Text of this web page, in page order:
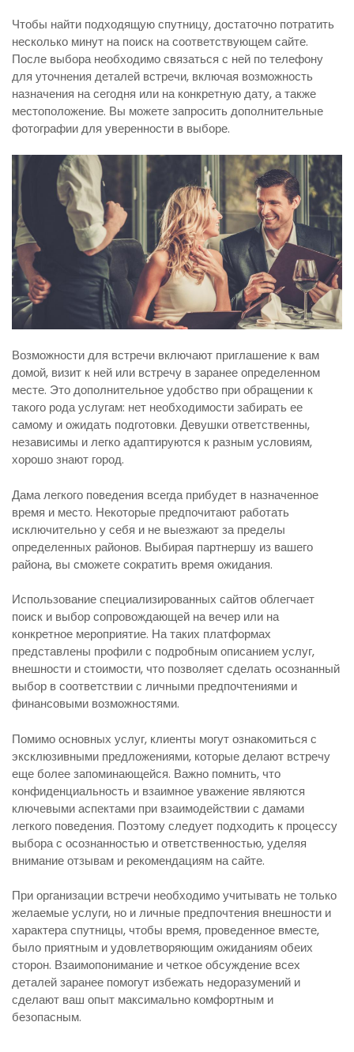
Чтобы найти подходящую спутницу, достаточно потратить
несколько минут на поиск на соответствующем сайте.
После выбора необходимо связаться с ней по телефону
для уточнения деталей встречи, включая возможность
назначения на сегодня или на конкретную дату, а также
местоположение. Вы можете запросить дополнительные
фотографии для уверенности в выборе.
Возможности для встречи включают приглашение к вам
домой, визит к ней или встречу в заранее определенном
месте. Это дополнительное удобство при обращении к
такого рода услугам: нет необходимости забирать ее
самому и ожидать подготовки. Девушки ответственны,
независимы и легко адаптируются к разным условиям,
хорошо знают город.
Дама легкого поведения всегда прибудет в назначенное
время и место. Некоторые предпочитают работать
исключительно у себя и не выезжают за пределы
определенных районов. Выбирая партнершу из вашего
района, вы сможете сократить время ожидания.
Использование специализированных сайтов облегчает
поиск и выбор сопровождающей на вечер или на
конкретное мероприятие. На таких платформах
представлены профили с подробным описанием услуг,
внешности и стоимости, что позволяет сделать осознанный
выбор в соответствии с личными предпочтениями и
финансовыми возможностями.
Помимо основных услуг, клиенты могут ознакомиться с
эксклюзивными предложениями, которые делают встречу
еще более запоминающейся. Важно помнить, что
конфиденциальность и взаимное уважение являются
ключевыми аспектами при взаимодействии с дамами
легкого поведения. Поэтому следует подходить к процессу
выбора с осознанностью и ответственностью, уделяя
внимание отзывам и рекомендациям на сайте.
При организации встречи необходимо учитывать не только
желаемые услуги, но и личные предпочтения внешности и
характера спутницы, чтобы время, проведенное вместе,
было приятным и удовлетворяющим ожиданиям обеих
сторон. Взаимопонимание и четкое обсуждение всех
деталей заранее помогут избежать недоразумений и
сделают ваш опыт максимально комфортным и
безопасным.